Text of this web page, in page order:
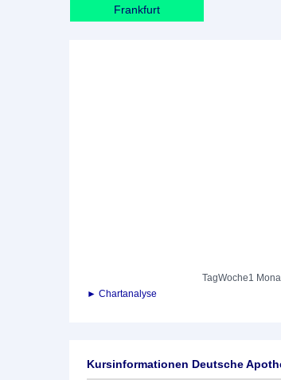
Frankfurt
TagWoche1
► Chartanalyse
Kursinformationen Deutsche